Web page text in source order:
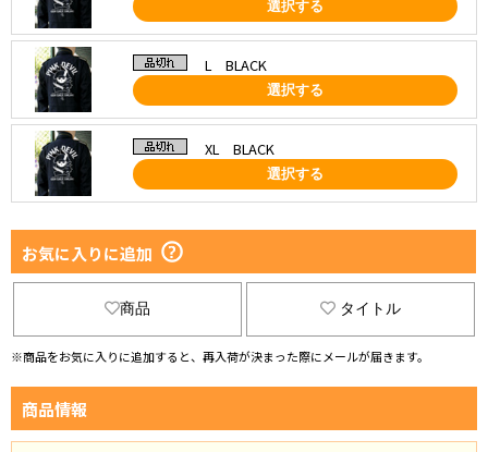
選択する
L BLACK
選択する
XL BLACK
選択する
お気に入りに追加
商品 タイトル
※商品をお気に入りに追加すると、再入荷が決まった際にメールが届きます。
商品情報